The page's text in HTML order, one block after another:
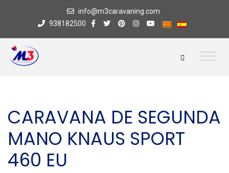
info@m3caravaning.com
938182500
CARAVANA DE SEGUNDA
MANO KNAUS SPORT
460 EU